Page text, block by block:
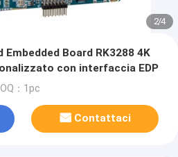
2/4
Board RK3288 4K
con interfaccia EDP
：1pc
Contattaci